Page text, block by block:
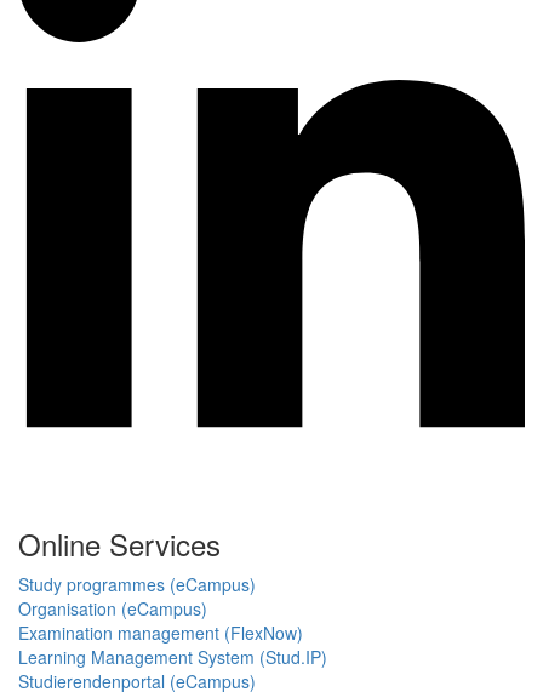
Online Services
Study programmes (eCampus)
Organisation (eCampus)
Examination management (FlexNow)
Learning Management System (Stud.IP)
Studierendenportal (eCampus)